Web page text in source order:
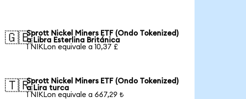
🇬🇧Sprott Nickel Miners ETF (Ondo Tokenized)
a Libra Esterlina Británica
1 NIKLon equivale a 10,37 £
🇹🇷Sprott Nickel Miners ETF (Ondo Tokenized)
a Lira turca
1 NIKLon equivale a 667,29 ₺